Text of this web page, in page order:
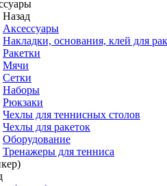
Назад
Аксессуары
Накладки, основания, клей для
Ракетки
Мячи
Сетки
Наборы
Рюкзаки
Чехлы для теннисных столов
Чехлы для ракеток
Оборудование
Тренажеры для тенниса